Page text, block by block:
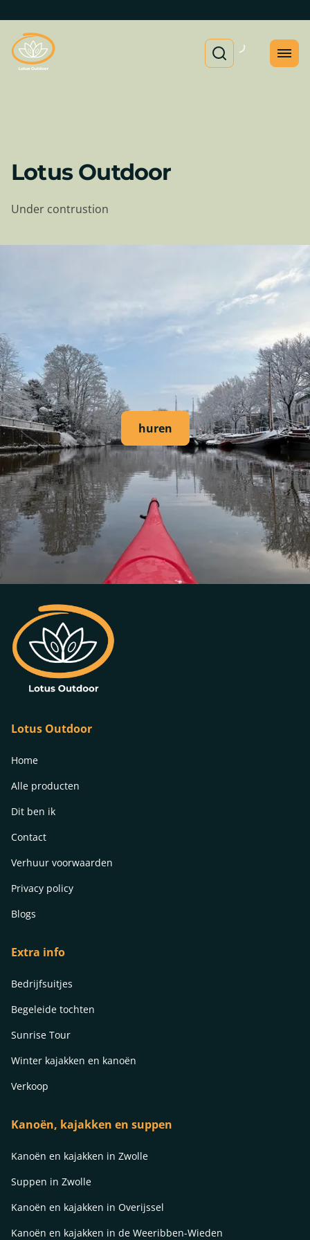
Lotus Outdoor
Under contrustion
huren
Lotus Outdoor
Home
Alle producten
Dit ben ik
Contact
Verhuur voorwaarden
Privacy policy
Blogs
Extra info
Bedrijfsuitjes
Begeleide tochten
Sunrise Tour
Winter kajakken en kanoën
Verkoop
Kanoën, kajakken en suppen
Kanoën en kajakken in Zwolle
Suppen in Zwolle
Kanoën en kajakken in Overijssel
Kanoën en kajakken in de Weeribben-Wieden